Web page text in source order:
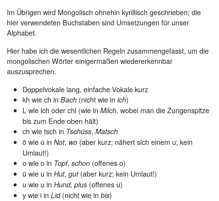
Im Übrigen wird Mongolisch ohnehin kyrillisch geschrieben; die
hier verwendeten Buchstaben sind Umsetzungen für unser
Alphabet.
Hier habe ich die wesentlichen Regeln zusammengefasst, um die
mongolischen Wörter einigermaßen wiedererkennbar
auszusprechen.
Doppelvokale lang, einfache Vokale kurz
kh wie ch inBach (nicht wie inich)
L wie lch oder chl (wie inMilch, wobei man die Zungenspitze
bis zum Ende oben hält)
ch wie tsch in Tschüss,Matsch
ö wie o inNot, wo (aber kurz; nähert sich einem u; kein
Umlaut!)
o wie o in Topf,schon (offenes o)
ü wie u inHut,gut(aber kurz; kein Umlaut!)
u wie u inHund, plus (offenes u)
y wie i inLid(nicht wie inbis)